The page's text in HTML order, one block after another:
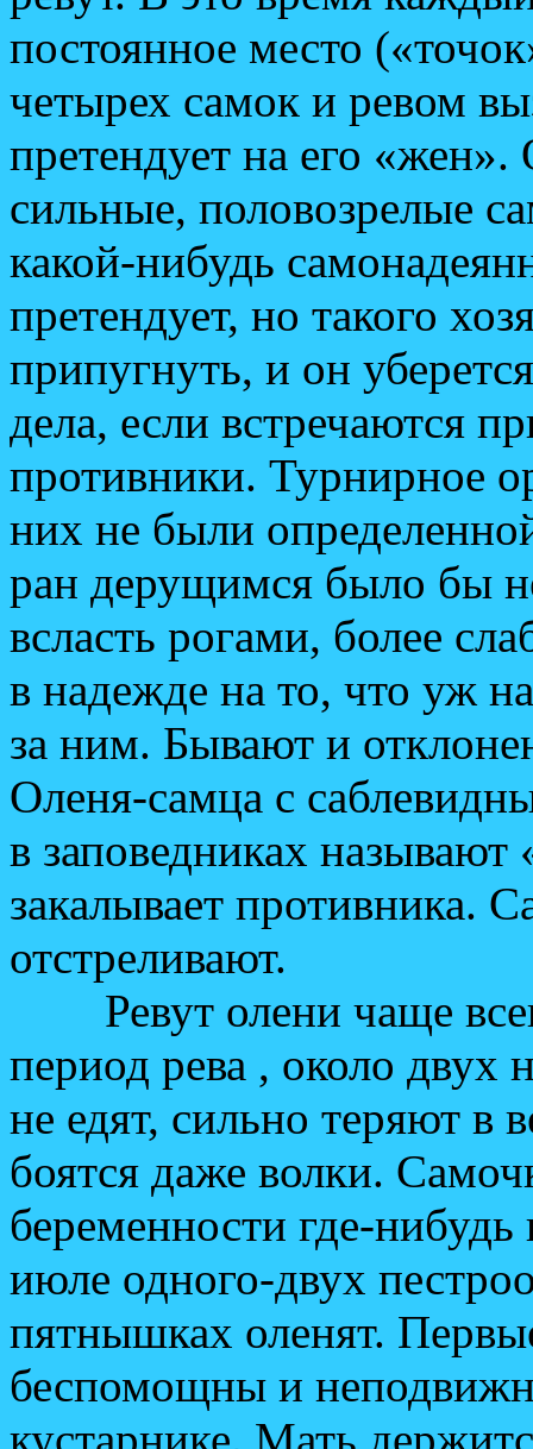
постоянное место
четырех самок и ревом
претендует на его
сильные, половозрелые
какой-нибудь
претендует, но такого
припугнуть, и он
дела, если встречаются
противники. Турнирное
них не были
ран дерущимся было бы
всласть рогами, более
в надежде на то, что уж
за ним. Бывают и
Оленя-самца с
в заповедниках называют
закалывает противника.
отстреливают.
Ревут олени чаще
период рева , около двух
не едят, сильно теряют в
боятся даже волки.
беременности где-
июле одного-двух
пятнышках оленят.
беспомощны и